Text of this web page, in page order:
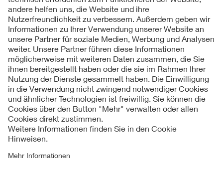
Kontakte
Service
Impressum
Datenschutzinformationen
Cookie Hinweise